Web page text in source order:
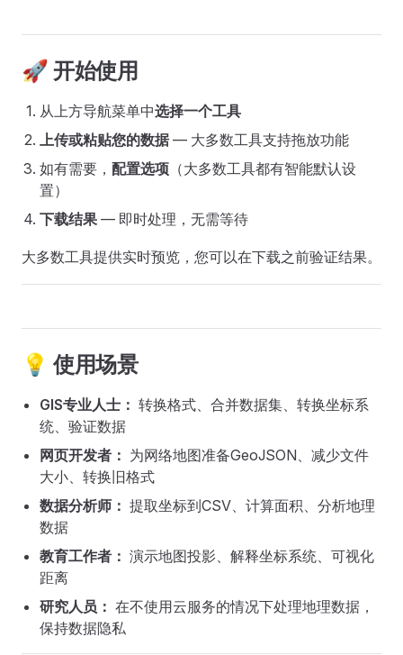
🚀 开始使用
从上方导航菜单中选择一个工具
上传或粘贴您的数据— 大多数工具支持拖放功能
如有需要， 配置选项 （大多数工具都有智能默认设
置）
下载结果 — 即时处理，无需等待
大多数工具提供实时预览，您可以在下载之前验证结果。
💡 使用场景
GIS专业人士： 转换格式、合并数据集、转换坐标系
统、验证数据
网页开发者： 为网络地图准备GeoJSON、减少文件
大小、转换旧格式
数据分析师： 提取坐标到CSV、计算面积、分析地理
数据
教育工作者： 演示地图投影、解释坐标系统、可视化
距离
研究人员： 在不使用云服务的情况下处理地理数据，
保持数据隐私